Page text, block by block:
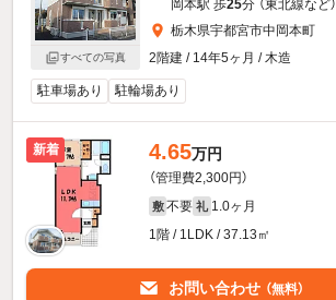
すべての写真
岡本駅 歩25分 （東北線など）
栃木県宇都宮市中岡本町
2階建 / 14年5ヶ月 / 木造
駐車場あり 駐輪場あり
新着 4.65万円
（管理費2,300円）
敷 不要 礼 1.0ヶ月
1階 / 1LDK / 37.13㎡
お問い合わせ （無料）